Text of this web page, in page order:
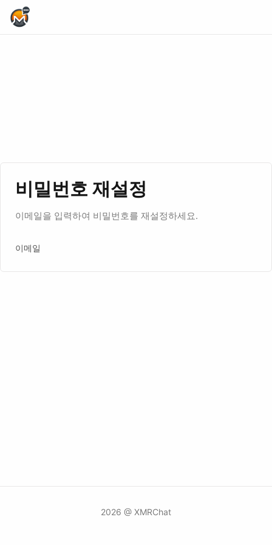
비밀번호 재설정
이메일을 입력하여 비밀번호를 재설정하세요.
이메일
2026 @ XMRChat